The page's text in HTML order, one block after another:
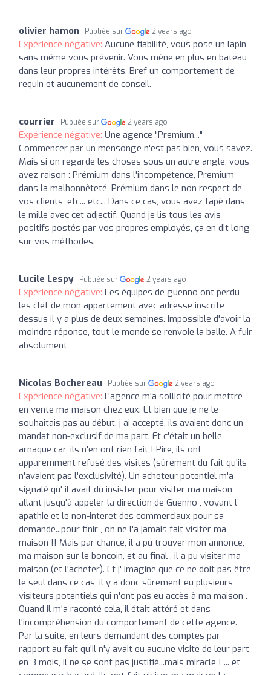
olivier hamon Publiée sur 2 years ago
Expérience négative: Aucune fiabilité, vous pose un lapin
sans même vous prévenir. Vous mène en plus en bateau
dans leur propres intérêts. Bref un comportement de
requin et aucunement de conseil.
courrier Publiée sur 2 years ago
Expérience négative: Une agence "Premium..."
Commencer par un mensonge n'est pas bien, vous savez.
Mais si on regarde les choses sous un autre angle, vous
avez raison : Prémium dans l'incompétence, Premium
dans la malhonnêteté, Prémium dans le non respect de
vos clients, etc... etc... Dans ce cas, vous avez tapé dans
le mille avec cet adjectif. Quand je lis tous les avis
positifs postés par vos propres employés, ça en dit long
sur vos méthodes.
Lucile Lespy Publiée sur 2 years ago
Expérience négative: Les équipes de guenno ont perdu
les clef de mon appartement avec adresse inscrite
dessus il y a plus de deux semaines. Impossible d'avoir la
moindre réponse, tout le monde se renvoie la balle. A fuir
absolument
Nicolas Bochereau Publiée sur 2 years ago
Expérience négative: L'agence m'a sollicité pour mettre
en vente ma maison chez eux. Et bien que je ne le
souhaitais pas au début, j ai accepté, ils avaient donc un
mandat non-exclusif de ma part. Et c'était un belle
arnaque car, ils n'en ont rien fait ! Pire, ils ont
apparemment refusé des visites (sûrement du fait qu'ils
n'avaient pas l'exclusivité). Un acheteur potentiel m'a
signalé qu' il avait du insister pour visiter ma maison,
allant jusqu'à appeler la direction de Guenno , voyant l
apathie et le non-interet des commerciaux pour sa
demande...pour finir , on ne l'a jamais fait visiter ma
maison !! Mais par chance, il a pu trouver mon annonce,
ma maison sur le boncoin, et au final , il a pu visiter ma
maison (et l'acheter). Et j' imagine que ce ne doit pas être
le seul dans ce cas, il y a donc sûrement eu plusieurs
visiteurs potentiels qui n'ont pas eu accès à ma maison .
Quand il m'a raconté cela, il était attéré et dans
l'incompréhension du comportement de cette agence.
Par la suite, en leurs demandant des comptes par
rapport au fait qu'il n'y avait eu aucune visite de leur part
en 3 mois, il ne se sont pas justifié...mais miracle ! ... et